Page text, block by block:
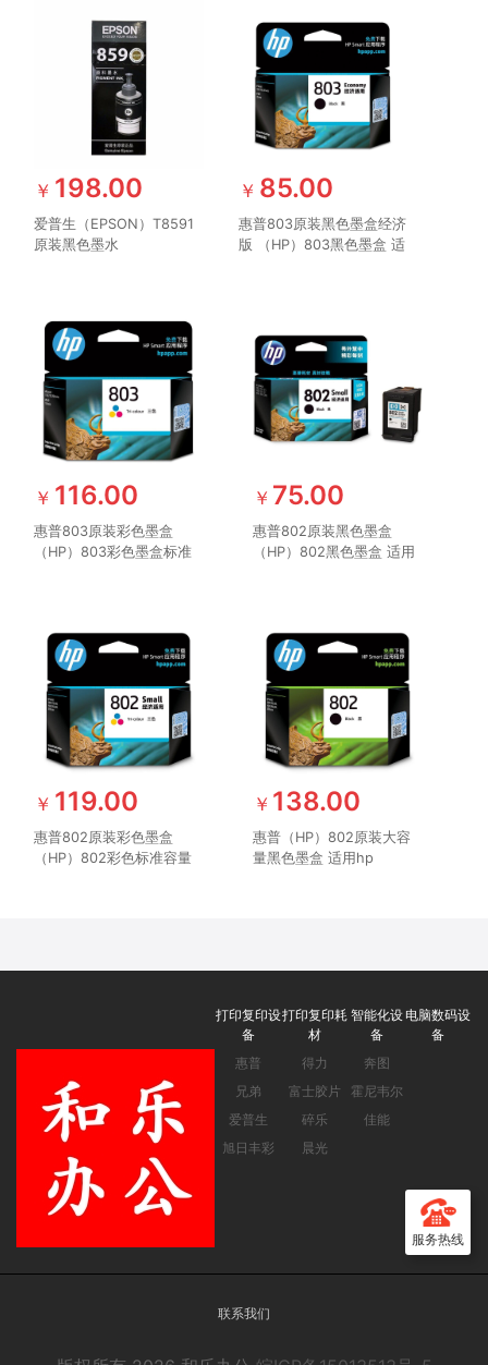
￥ 198.00
爱普生（EPSON）T8591
原装黑色墨水
￥ 85.00
惠普803原装黑色墨盒经济
版 （HP）803黑色墨盒 适
￥ 116.00
惠普803原装彩色墨盒
（HP）803彩色墨盒标准
￥ 75.00
惠普802原装黑色墨盒
（HP）802黑色墨盒 适用
￥ 119.00
惠普802原装彩色墨盒
（HP）802彩色标准容量
￥ 138.00
惠普（HP）802原装大容
量黑色墨盒 适用hp
打印复印设
备
惠普
兄弟
爱普生
旭日丰彩
打印复印耗
材
得力
富士胶片
碎乐
晨光
智能化设
备
奔图
霍尼韦尔
佳能
电脑数码设
备
联系我们
服务热线